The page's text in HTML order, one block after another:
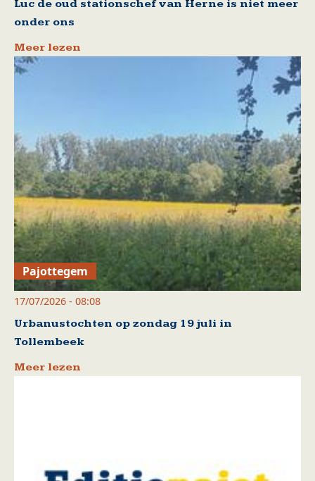
Luc de oud stationschef van Herne is niet meer
onder ons
Meer lezen
Pajottegem
17/07/2026 - 08:08
Urbanustochten op zondag 19 juli in
Tollembeek
Meer lezen